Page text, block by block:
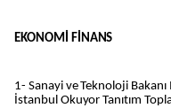
EKONOMİ FİNANS
1- Sanayi ve Teknoloji
İstanbul Okuyor Tanıtım